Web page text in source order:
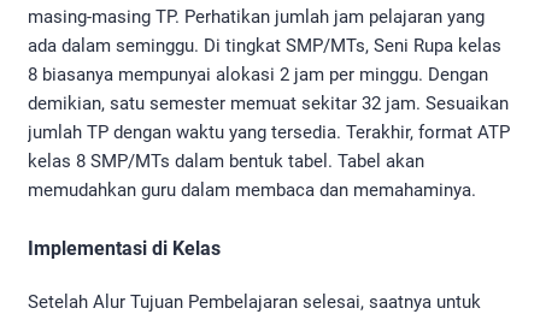
masing-masing TP. Perhatikan jumlah jam pelajaran yang
ada dalam seminggu. Di tingkat SMP/MTs, Seni Rupa kelas
8 biasanya mempunyai alokasi 2 jam per minggu. Dengan
demikian, satu semester memuat sekitar 32 jam. Sesuaikan
jumlah TP dengan waktu yang tersedia. Terakhir, format ATP
kelas 8 SMP/MTs dalam bentuk tabel. Tabel akan
memudahkan guru dalam membaca dan memahaminya.
Implementasi di Kelas
Setelah Alur Tujuan Pembelajaran selesai, saatnya untuk